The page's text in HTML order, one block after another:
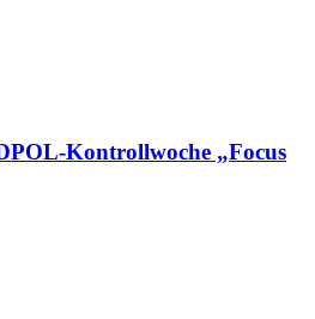
Kontrollwoche „Focus